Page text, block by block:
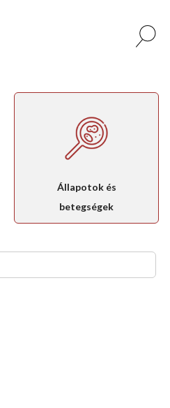
Állapotok és
betegségek